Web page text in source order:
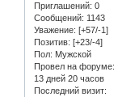
Приглашений: 0
Сообщений: 1143
Уважение: [+57/-1]
Позитив: [+23/-4]
Пол: Мужской
Провел на форуме:
13 дней 20 часов
Последний визит: